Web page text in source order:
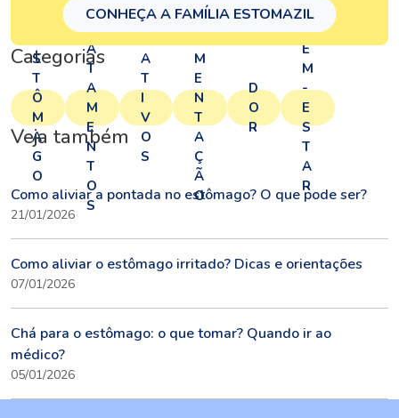
CONHEÇA A FAMÍLIA ESTOMAZIL
Categorias
S
T
Ô
M
A
G
O
T
R
A
T
A
M
E
N
T
O
S
A
T
I
V
O
S
A
M
E
N
T
A
Ç
Ã
O
D
O
R
B
E
M
-
E
S
T
A
R
Veja também
Como aliviar a pontada no estômago? O que pode ser?
21/01/2026
Como aliviar o estômago irritado? Dicas e orientações
07/01/2026
Chá para o estômago: o que tomar? Quando ir ao
médico?
05/01/2026